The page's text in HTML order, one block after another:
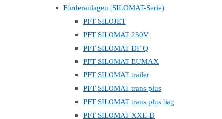
Förderanlagen (SILOMAT-Serie)
PFT SILOJET
PFT SILOMAT 230V
PFT SILOMAT DF Q
PFT SILOMAT EUMAX
PFT SILOMAT trailer
PFT SILOMAT trans plus
PFT SILOMAT trans plus bag
PFT SILOMAT XXL-D